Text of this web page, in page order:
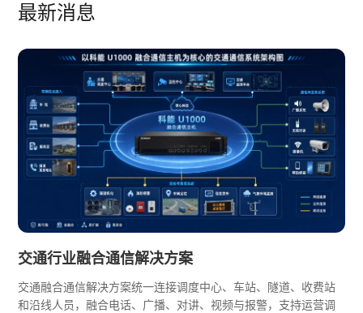
最新消息
交通行业融合通信解决方案
交通融合通信解决方案统一连接调度中心、车站、隧道、收费站
和沿线人员，融合电话、广播、对讲、视频与报警，支持运营调